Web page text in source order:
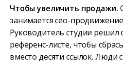
Чтобы увеличить продажи.
занимается сео-
Руководитель студии решил
референс-листе, чтобы
вместо десяти ссылок. Люди